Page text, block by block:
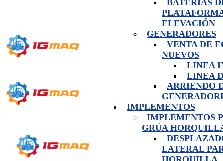
BATERIAS
ELEVACIÓN
GENERADORES
VENTA DE
NUEVOS
LINEA
LINEA
ARRIENDO
IMPLEMENTOS
IMPLEMENTOS
GRÚA
LATERAL
HORQUILLA